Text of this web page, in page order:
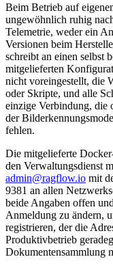
Beim Betrieb auf
ungewöhnlich ruhig
Telemetrie, weder ein
Versionen beim
schreibt an einen selbst
mitgelieferten
nicht voreingestellt, die
oder Skripte, und alle
einzige Verbindung, die
der
fehlen.
Die mitgelieferte
den Verwaltungsdienst
admin@ragflow.io mit
9381 an allen
beide Angaben offen
Anmeldung zu ändern,
registrieren, der die
Produktivbetrieb
Dokumentensammlung